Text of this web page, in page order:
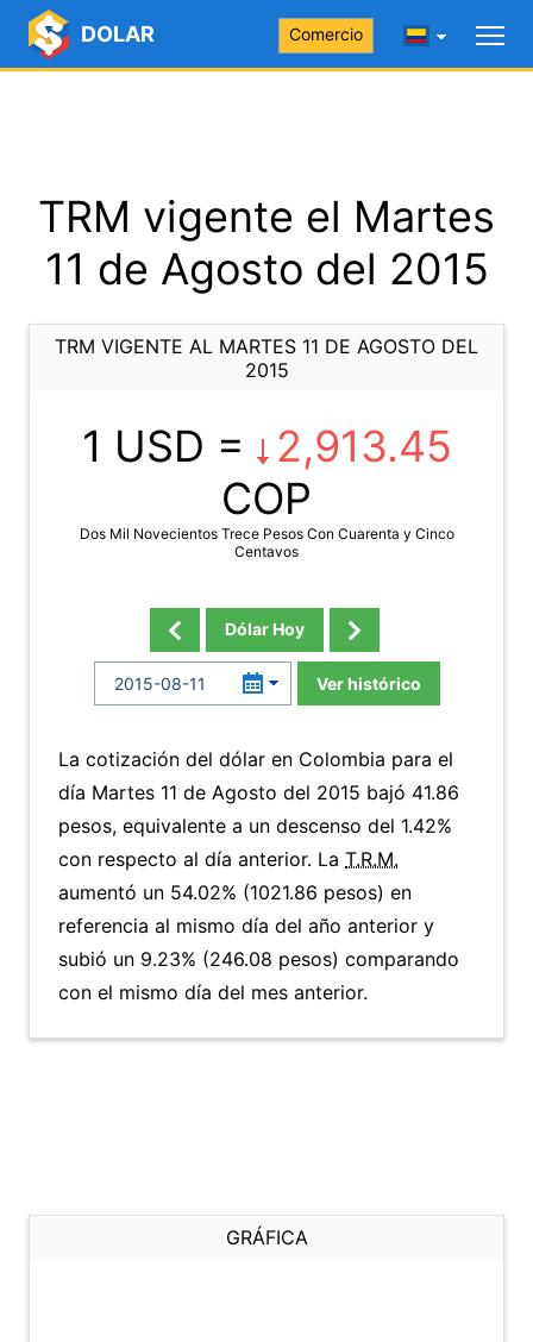
DOLAR Comercio
TRM vigente el Martes
11 de Agosto del 2015
TRM VIGENTE AL MARTES 11 DE AGOSTO DEL
2015
1 USD =
2,913.45
COP
Dos Mil Novecientos Trece Pesos Con Cuarenta y Cinco
Centavos
Dólar Hoy
Ver histórico
La cotización del dólar en Colombia para el
día Martes 11 de Agosto del 2015 bajó 41.86
pesos, equivalente a un descenso del 1.42%
con respecto al día anterior. La T.R.M.
aumentó un 54.02% (1021.86 pesos) en
referencia al mismo día del año anterior y
subió un 9.23% (246.08 pesos) comparando
con el mismo día del mes anterior.
GRÁFICA